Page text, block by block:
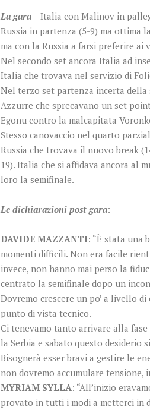
La gara – Italia con Malinov in
Russia in partenza (5-9) ma ottima
ma con la Russia a farsi preferire ai
Nel secondo set ancora Italia ad
Italia che trovava nel servizio di
Nel terzo set partenza incerta della
Azzurre che sprecavano un set
Egonu contro la malcapitata
Stesso canovaccio nel quarto
Russia che trovava il nuovo break
19). Italia che si affidava ancora al
loro la semifinale.
Le dichiarazioni post gara:
DAVIDE MAZZANTI: “È stata una
momenti difficili. Non era facile
invece, non hanno mai perso la
centrato la semifinale dopo un
Dovremo crescere un po’ a livello
punto di vista tecnico.
Ci tenevamo tanto arrivare alla
la Serbia e sabato questo desiderio
Bisognerà esser bravi a gestire le
non dovremo accumulare tensione,
MYRIAM SYLLA: “All’inizio
provato in tutti i modi a metterci in